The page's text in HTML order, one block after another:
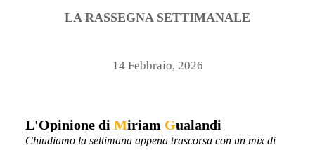
LA RASSEGNA SETTIMANALE
14 Febbraio, 2026
L'Opinione di Miriam Gualandi
Chiudiamo la settimana appena trascorsa con un mix di